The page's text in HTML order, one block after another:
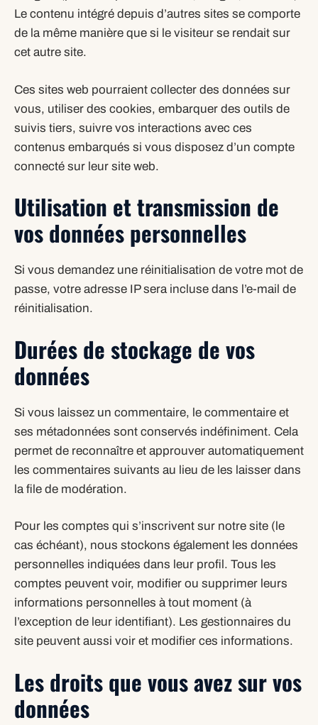
Le contenu intégré depuis d’autres sites se comporte
de la même manière que si le visiteur se rendait sur
cet autre site.
Ces sites web pourraient collecter des données sur
vous, utiliser des cookies, embarquer des outils de
suivis tiers, suivre vos interactions avec ces
contenus embarqués si vous disposez d’un compte
connecté sur leur site web.
Utilisation et transmission de
vos données personnelles
Si vous demandez une réinitialisation de votre mot de
passe, votre adresse IP sera incluse dans l’e-mail de
réinitialisation.
Durées de stockage de vos
données
Si vous laissez un commentaire, le commentaire et
ses métadonnées sont conservés indéfiniment. Cela
permet de reconnaître et approuver automatiquement
les commentaires suivants au lieu de les laisser dans
la file de modération.
Pour les comptes qui s’inscrivent sur notre site (le
cas échéant), nous stockons également les données
personnelles indiquées dans leur profil. Tous les
comptes peuvent voir, modifier ou supprimer leurs
informations personnelles à tout moment (à
l’exception de leur identifiant). Les gestionnaires du
site peuvent aussi voir et modifier ces informations.
Les droits que vous avez sur vos
données